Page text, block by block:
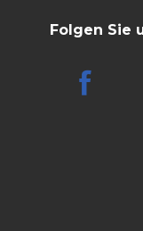
Folgen Sie